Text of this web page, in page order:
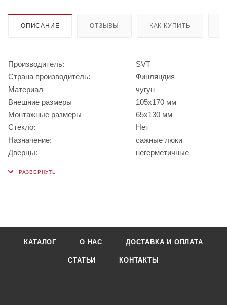
ОПИСАНИЕ ОТЗЫВЫ КАК КУПИТЬ
Производитель:
SVT
Страна производитель:
Финляндия
Материал
чугун
Внешние размеры
105x170 мм
Монтажные размеры
65x130 мм
Стекло:
Нет
Назначение:
сажные люки
Дверцы:
негерметичные
КАТАЛОГ О НАС ДОСТАВКА И ОПЛАТА
СТАТЬИ КОНТАКТЫ